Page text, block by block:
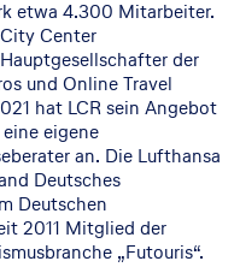
etwa 4.300 Mitarbeiter.
Center
der
und Online Travel
hat LCR sein Angebot
eigene
an. Die Lufthansa
Deutsches
Deutschen
2011 Mitglied der
„Futouris“.